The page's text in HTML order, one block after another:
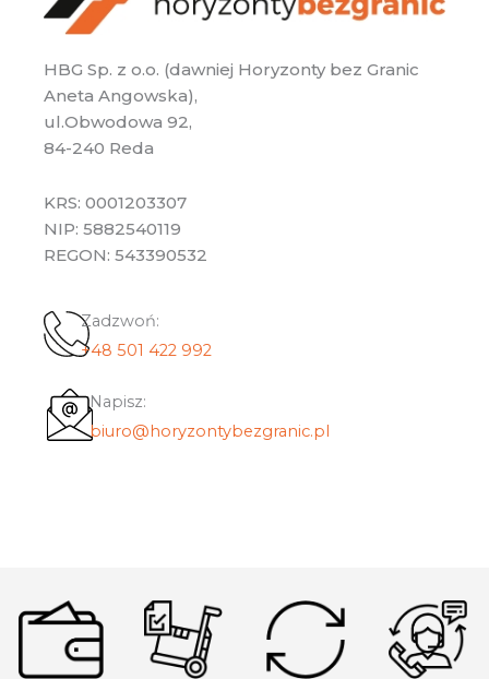
HBG Sp. z o.o. (dawniej Horyzonty bez Granic
Aneta Angowska),
ul.Obwodowa 92,
84-240 Reda
KRS: 0001203307
NIP: 5882540119
REGON: 543390532
Zadzwoń:
+48 501 422 992
Napisz:
biuro@horyzontybezgranic.pl